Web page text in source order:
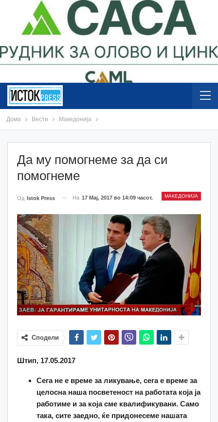
Дома Вести Македонија
Да му помогнеме за да си
помогнеме
МАКЕДОНИЈА
Од Istok Press На 17 Мај, 2017 во 14:09 часот.
Сподели
Штип, 17.05.2017
Сега не е време за ликување, сега е време за
целосна наша посветеност на работата која ја
работиме и за која сме квалификувани. Само
така, сите заедно, ќе придонесеме нашата